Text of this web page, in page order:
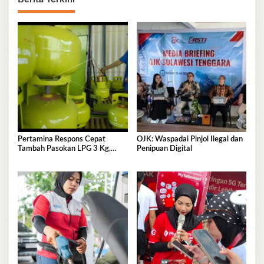
Pertamina Respons Cepat
Tambah Pasokan LPG 3 Kg,
OJK: Waspadai Pinjol Ilegal dan
Penipuan Digital